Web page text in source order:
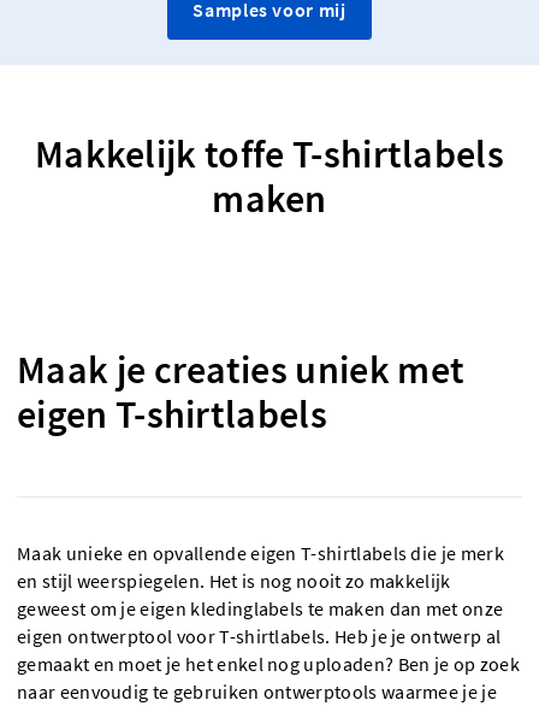
Samples voor mij
Makkelijk toffe T-shirtlabels
maken
Maak je creaties uniek met
eigen T-shirtlabels
Maak unieke en opvallende eigen T-shirtlabels die je merk
en stijl weerspiegelen. Het is nog nooit zo makkelijk
geweest om je eigen kledinglabels te maken dan met onze
eigen ontwerptool voor T-shirtlabels. Heb je je ontwerp al
gemaakt en moet je het enkel nog uploaden? Ben je op zoek
naar eenvoudig te gebruiken ontwerptools waarmee je je